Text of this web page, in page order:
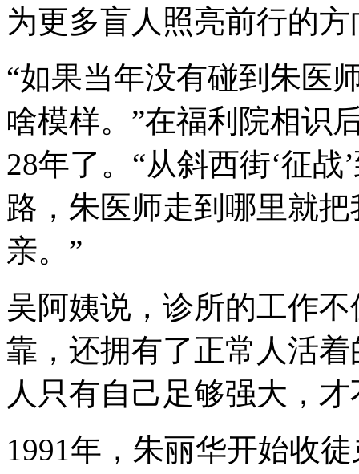
为更多盲人照亮前行的方
“如果当年没有碰到朱医
啥模样。”在福利院相识
28年了。“从斜西街‘征
路，朱医师走到哪里就
亲。”
吴阿姨说，诊所的工作
靠，还拥有了正常人活
人只有自己足够强大，
1991年，朱丽华开始收